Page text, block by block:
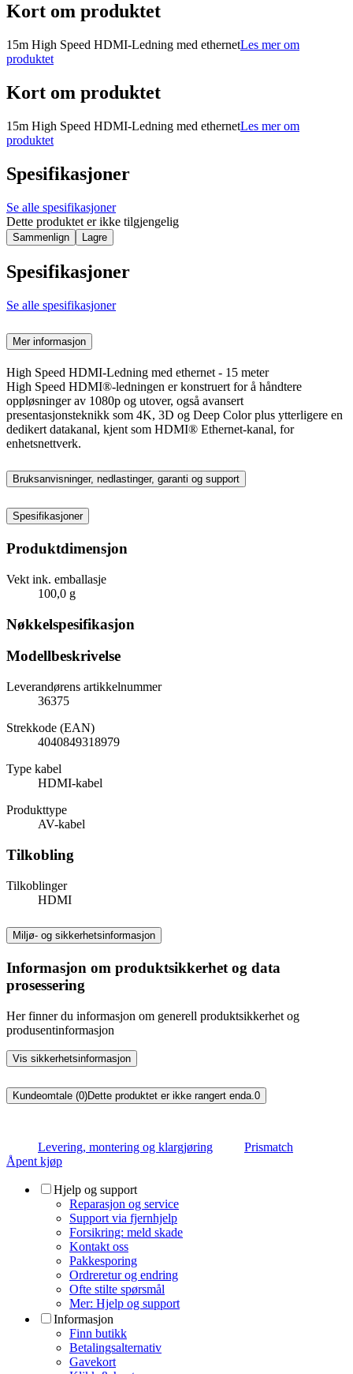
Kort om produktet
15m High Speed HDMI-Ledning med ethernetLes mer om
produktet
Kort om produktet
15m High Speed HDMI-Ledning med ethernetLes mer om
produktet
Spesifikasjoner
Se alle spesifikasjoner
Dette produktet er ikke tilgjengelig
Sammenlign Lagre
Spesifikasjoner
Se alle spesifikasjoner
Mer informasjon
High Speed HDMI-Ledning med ethernet - 15 meter
High Speed HDMI®-ledningen er konstruert for å håndtere
oppløsninger av 1080p og utover, også avansert
presentasjonsteknikk som 4K, 3D og Deep Color plus ytterligere en
dedikert datakanal, kjent som HDMI® Ethernet-kanal, for
enhetsnettverk.
Bruksanvisninger, nedlastinger, garanti og support
Spesifikasjoner
Produktdimensjon
Vekt ink. emballasje
100,0 g
Nøkkelspesifikasjon
Modellbeskrivelse
Leverandørens artikkelnummer
36375
Strekkode (EAN)
4040849318979
Type kabel
HDMI-kabel
Produkttype
AV-kabel
Tilkobling
Tilkoblinger
HDMI
Miljø- og sikkerhetsinformasjon
Informasjon om produktsikkerhet og data
prosessering
Her finner du informasjon om generell produktsikkerhet og
produsentinformasjon
Vis sikkerhetsinformasjon
Kundeomtale (0)Dette produktet er ikke rangert enda. 0
Levering, montering og klargjøring
Prismatch
Åpent kjøp
Hjelp og support
Reparasjon og service
Support via fjernhjelp
Forsikring: meld skade
Kontakt oss
Pakkesporing
Ordreretur og endring
Ofte stilte spørsmål
Mer: Hjelp og support
Informasjon
Finn butikk
Betalingsalternativ
Gavekort